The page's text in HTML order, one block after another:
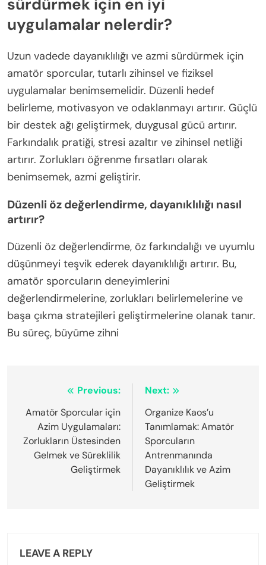
geri çekilme yer alır. Bu belirtileri erken tanımak,
dayanıklılığı geliştirmek ve zirve performansı
Uzun vadede dayanıklılığı ve azmi
sürdürmek için en iyi
uygulamalar nelerdir?
Uzun vadede dayanıklılığı ve azmi sürdürmek için
amatör sporcular, tutarlı zihinsel ve fiziksel
uygulamalar benimsemelidir. Düzenli hedef
Farkındalık pratiği, stresi azaltır ve zihinsel netliği
benimsemek, azmi geliştirir.
Düzenli öz değerlendirme, dayanıklılığı nasıl
artırır?
Düzenli öz değerlendirme, öz farkındalığı ve uyumlu
başa çıkma stratejileri geliştirmelerine olanak tanır.